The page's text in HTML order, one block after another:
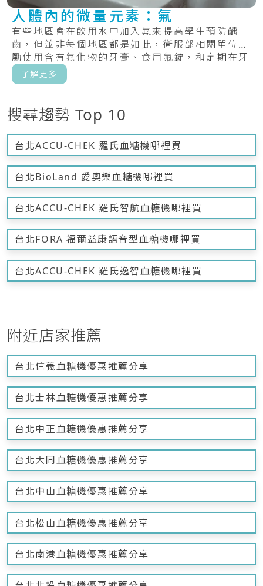
人體內的微量元素：氟
有些地區會在飲用水中加入氟來提高學生預防齲
齒，但並非每個地區都是如此，衛服部相關單位鼓
勵使用含有氟化物的牙膏、食用氟錠，和定期在牙
齒上塗.....
了解更多
搜尋趨勢 Top 10
台北ACCU-CHEK 羅氏血糖機哪裡買
台北BioLand 愛奧樂血糖機哪裡買
台北ACCU-CHEK 羅氏智航血糖機哪裡買
台北FORA 福爾益康語音型血糖機哪裡買
台北ACCU-CHEK 羅氏逸智血糖機哪裡買
附近店家推薦
台北信義血糖機優惠推薦分享
台北士林血糖機優惠推薦分享
台北中正血糖機優惠推薦分享
台北大同血糖機優惠推薦分享
台北中山血糖機優惠推薦分享
台北松山血糖機優惠推薦分享
台北南港血糖機優惠推薦分享